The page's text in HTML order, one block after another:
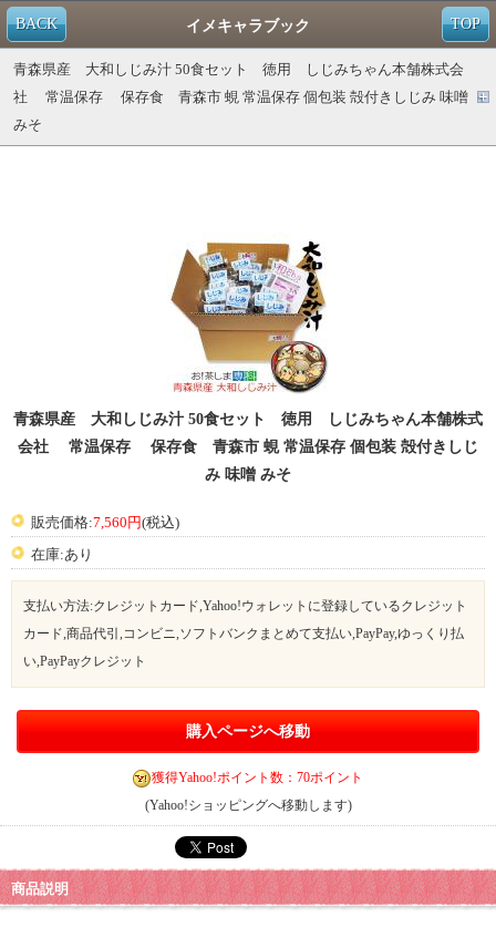
TOP
BACK イメキャラブック
青森県産 大和しじみ汁 50食セット 徳用 しじみちゃん本舗株式会
社 常温保存 保存食 青森市 蜆 常温保存 個包装 殻付きしじみ 味噌
みそ
青森県産 大和しじみ汁 50食セット 徳用 しじみちゃん本舗株式
会社 常温保存 保存食 青森市 蜆 常温保存 個包装 殻付きしじ
み 味噌 みそ
販売価格:7,560円(税込)
在庫:あり
支払い方法:クレジットカード,Yahoo!ウォレットに登録しているクレジット
カード,商品代引,コンビニ,ソフトバンクまとめて支払い,PayPay,ゆっくり払
い,PayPayクレジット
購入ページへ移動
獲得Yahoo!ポイント数：70ポイント
(Yahoo!ショッピングへ移動します)
商品説明